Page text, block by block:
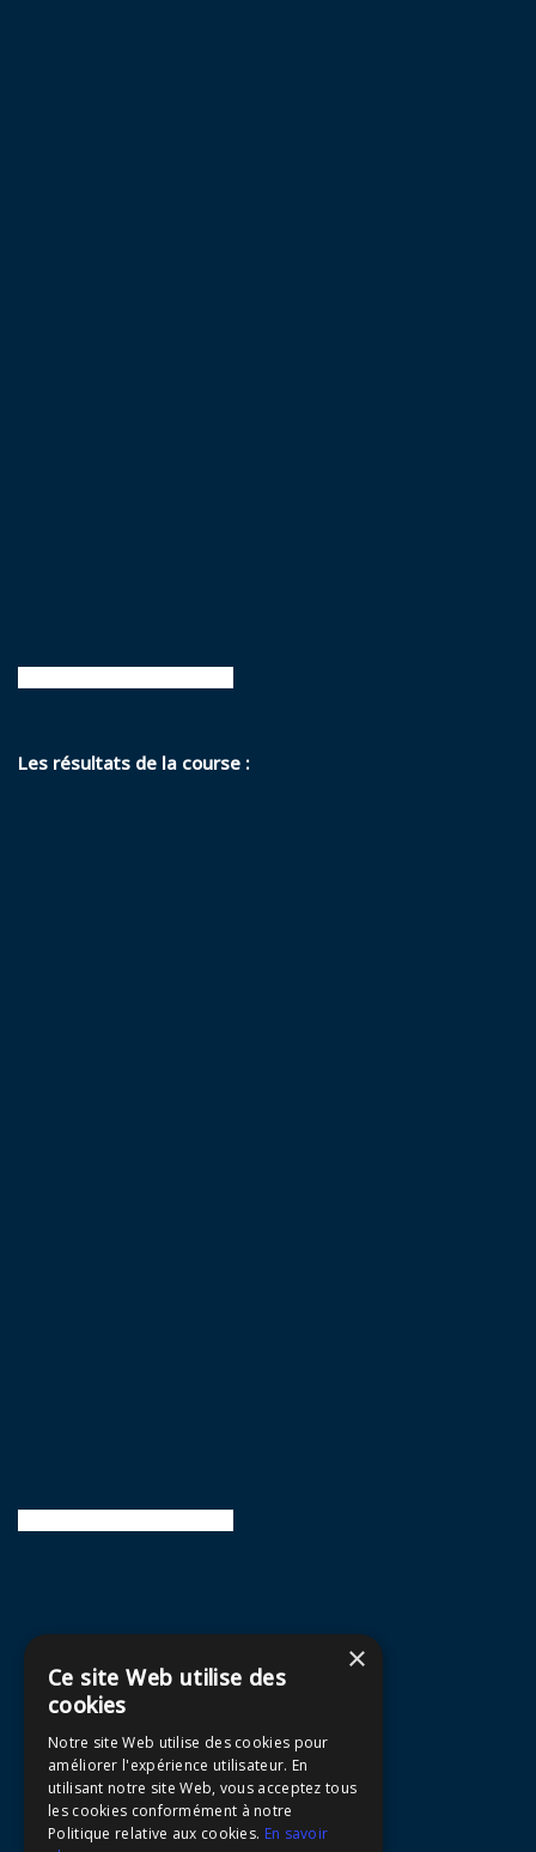
Les résultats de la course :
×
Ce site Web utilise des
cookies
Notre site Web utilise des cookies pour
améliorer l'expérience utilisateur. En
utilisant notre site Web, vous acceptez tous
les cookies conformément à notre
Politique relative aux cookies. En savoir